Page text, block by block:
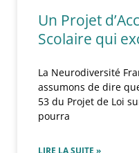
Un Projet
Scolaire qui
La Neurodiversité
assumons de dire
53 du Projet de Loi
pourra